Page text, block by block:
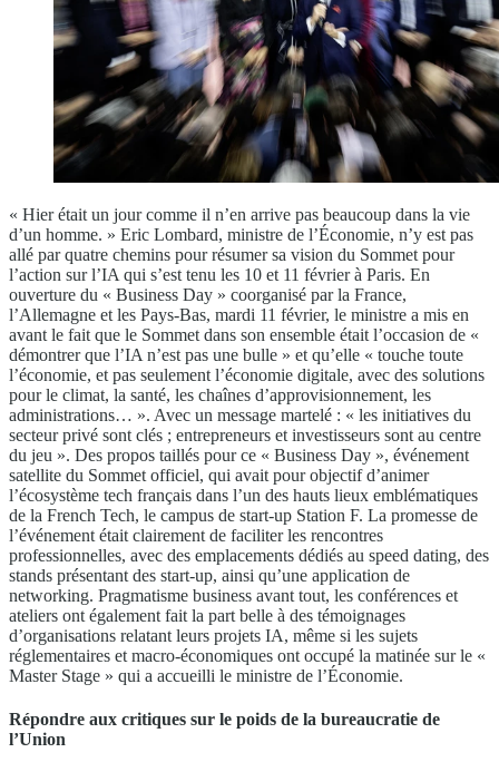
« Hier était un jour comme il n’en arrive pas beaucoup dans la vie
d’un homme. » Eric Lombard, ministre de l’Économie, n’y est pas
allé par quatre chemins pour résumer sa vision du Sommet pour
l’action sur l’IA qui s’est tenu les 10 et 11 février à Paris. En
ouverture du « Business Day » coorganisé par la France,
l’Allemagne et les Pays-Bas, mardi 11 février, le ministre a mis en
avant le fait que le Sommet dans son ensemble était l’occasion de «
démontrer que l’IA n’est pas une bulle » et qu’elle « touche toute
l’économie, et pas seulement l’économie digitale, avec des solutions
pour le climat, la santé, les chaînes d’approvisionnement, les
administrations… ». Avec un message martelé : « les initiatives du
secteur privé sont clés ; entrepreneurs et investisseurs sont au centre
du jeu ». Des propos taillés pour ce « Business Day », événement
satellite du Sommet officiel, qui avait pour objectif d’animer
l’écosystème tech français dans l’un des hauts lieux emblématiques
de la French Tech, le campus de start-up Station F. La promesse de
l’événement était clairement de faciliter les rencontres
professionnelles, avec des emplacements dédiés au speed dating, des
stands présentant des start-up, ainsi qu’une application de
networking. Pragmatisme business avant tout, les conférences et
ateliers ont également fait la part belle à des témoignages
d’organisations relatant leurs projets IA, même si les sujets
réglementaires et macro-économiques ont occupé la matinée sur le «
Master Stage » qui a accueilli le ministre de l’Économie.
Répondre aux critiques sur le poids de la bureaucratie de
l’Union